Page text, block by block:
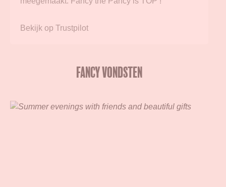
Bekijk op Trustpilot
Fancy Vondsten